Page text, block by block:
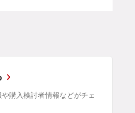
購入検討者情報などがチェ